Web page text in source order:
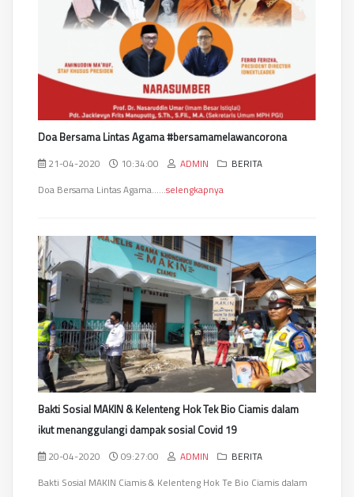
Doa Bersama Lintas Agama #bersamamelawancorona
21-04-2020 10:34:00 ADMIN
BERITA
Doa Bersama Lintas Agama......selengkapnya
Bakti Sosial MAKIN & Kelenteng Hok Tek Bio Ciamis dalam
ikut menanggulangi dampak sosial Covid 19
20-04-2020 09:27:00 ADMIN
BERITA
Bakti Sosial MAKIN Ciamis & Kelenteng Hok Te Bio Ciamis dalam